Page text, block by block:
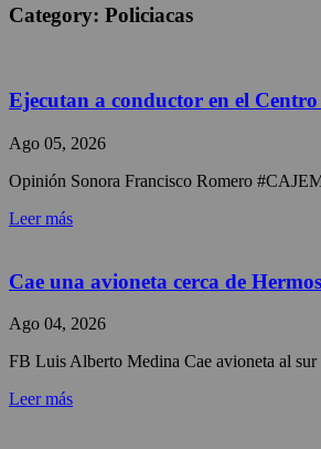
Category: Policiacas
Ejecutan a conductor en el
Ago 05, 2026
Opinión Sonora Francisco Romero
Leer más
Cae una avioneta cerca de
Ago 04, 2026
FB Luis Alberto Medina Cae avioneta al sur
Leer más